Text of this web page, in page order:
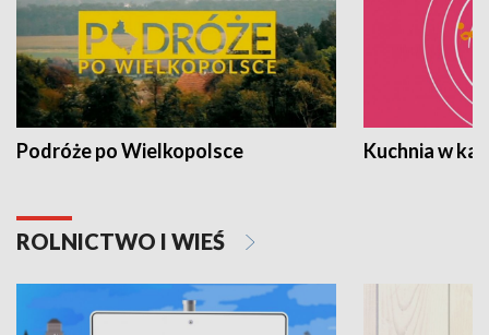
Podróże po Wielkopolsce Kuchnia w
ROLNICTWO I WIEŚ